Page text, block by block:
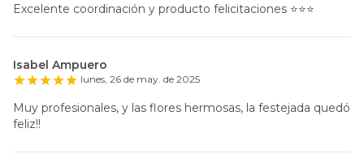
Excelente coordinación y producto felicitaciones ⭐️⭐️⭐️
Isabel Ampuero
lunes, 26 de may. de 2025
Muy profesionales, y las flores hermosas, la festejada quedó
feliz!!